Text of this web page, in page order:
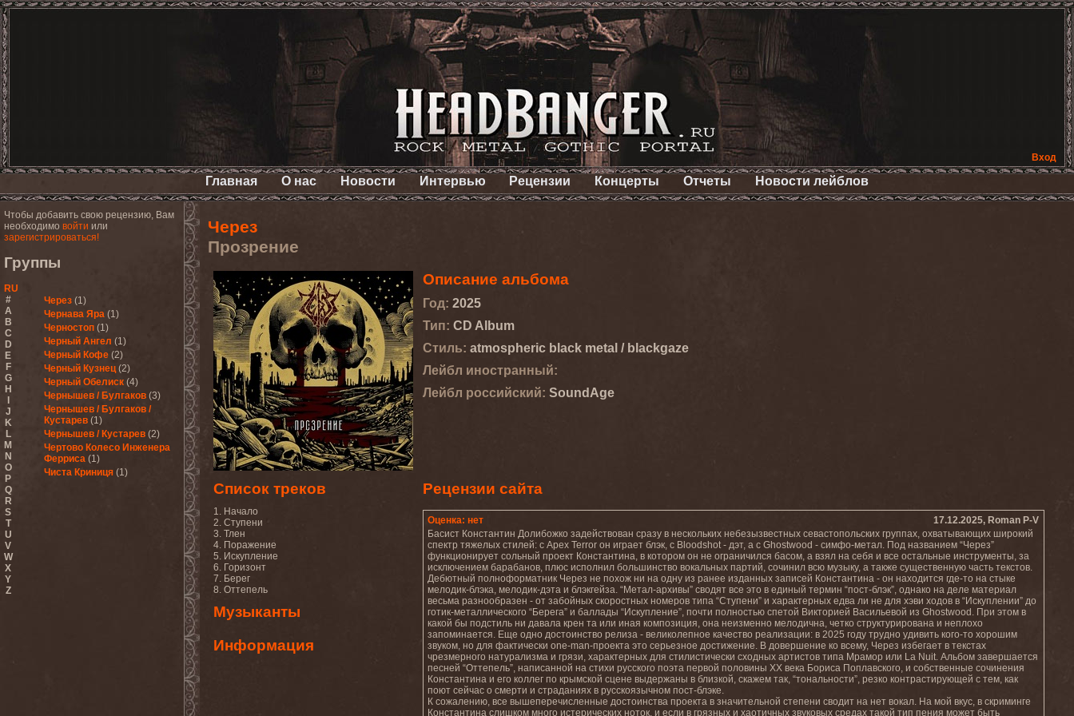
Вход
Главная О нас Новости Интервью Рецензии Концерты Отчеты Новости лейблов
Чтобы добавить свою рецензию, Вам
необходимо войти или
зарегистрироваться!
Группы
RU
#
A
B
C
D
E
F
G
H
J
K
L
M
N
O
P
Q
R
S
T
U
V
W
X
Y
Z
Через (1)
Чернава Яра (1)
Черностоп (1)
Черный Ангел (1)
Черный Кофе (2)
Черный Кузнец (2)
Черный Обелиск (4)
Чернышев / Булгаков (3)
Чернышев / Булгаков /
Кустарев (1)
Чернышев / Кустарев (2)
Чертово Колесо Инженера
Ферриса (1)
Чиста Криниця (1)
Через
Прозрение
Описание альбома
Год: 2025
Тип: CD Album
Стиль: atmospheric black metal / blackgaze
Лейбл иностранный:
Лейбл роcсийский: SoundAge
Список треков
1. Начало
2. Ступени
3. Тлен
4. Поражение
5. Искупление
6. Горизонт
7. Берег
8. Оттепель
Музыканты
Информация
Рецензии сайта
Оценка: нет
17.12.2025, Roman P-V
Басист Константин Долибожко задействован сразу в нескольких небезызвестных севастопольских группах, охватывающих широкий
спектр тяжелых стилей: с Apex Terror он играет блэк, с Bloodshot - дэт, а с Ghostwood - симфо-метал. Под названием “Через”
функционирует сольный проект Константина, в котором он не ограничился басом, а взял на себя и все остальные инструменты, за
исключением барабанов, плюс исполнил большинство вокальных партий, сочинил всю музыку, а также существенную часть текстов.
Дебютный полноформатник Через не похож ни на одну из ранее изданных записей Константина - он находится где-то на стыке
мелодик-блэка, мелодик-дэта и блэкгейза. “Метал-архивы” сводят все это в единый термин “пост-блэк”, однако на деле материал
весьма разнообразен - от забойных скоростных номеров типа “Ступени” и характерных едва ли не для хэви ходов в “Искуплении” до
готик-металлического “Берега” и баллады “Искупление”, почти полностью спетой Викторией Васильевой из Ghostwood. При этом в
какой бы подстиль ни давала крен та или иная композиция, она неизменно мелодична, четко структурирована и неплохо
запоминается. Еще одно достоинство релиза - великолепное качество реализации: в 2025 году трудно удивить кого-то хорошим
звуком, но для фактически one-man-проекта это серьезное достижение. В довершение ко всему, Через избегает в текстах
чрезмерного натурализма и грязи, характерных для стилистически сходных артистов типа Мрамор или La Nuit. Альбом завершается
песней “Оттепель”, написанной на стихи русского поэта первой половины XX века Бориса Поплавского, и собственные сочинения
Константина и его коллег по крымской сцене выдержаны в близкой, скажем так, “тональности”, резко контрастирующей с тем, как
поют сейчас о смерти и страданиях в русскоязычном пост-блэке.
К сожалению, все вышеперечисленные достоинства проекта в значительной степени сводит на нет вокал. На мой вкус, в скриминге
Константина слишком много истерических ноток, и если в грязных и хаотичных звуковых средах такой тип пения может быть